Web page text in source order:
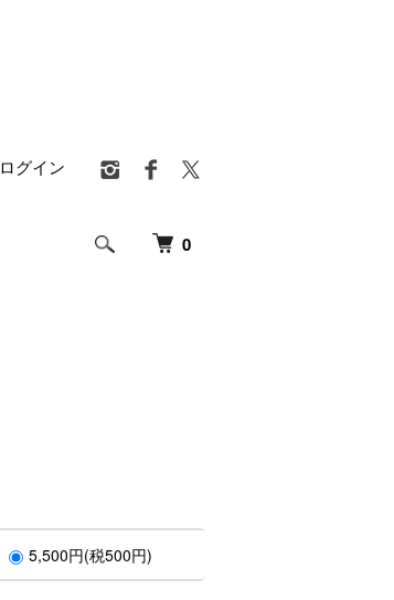
0
ログイン
5,500円(税500円)